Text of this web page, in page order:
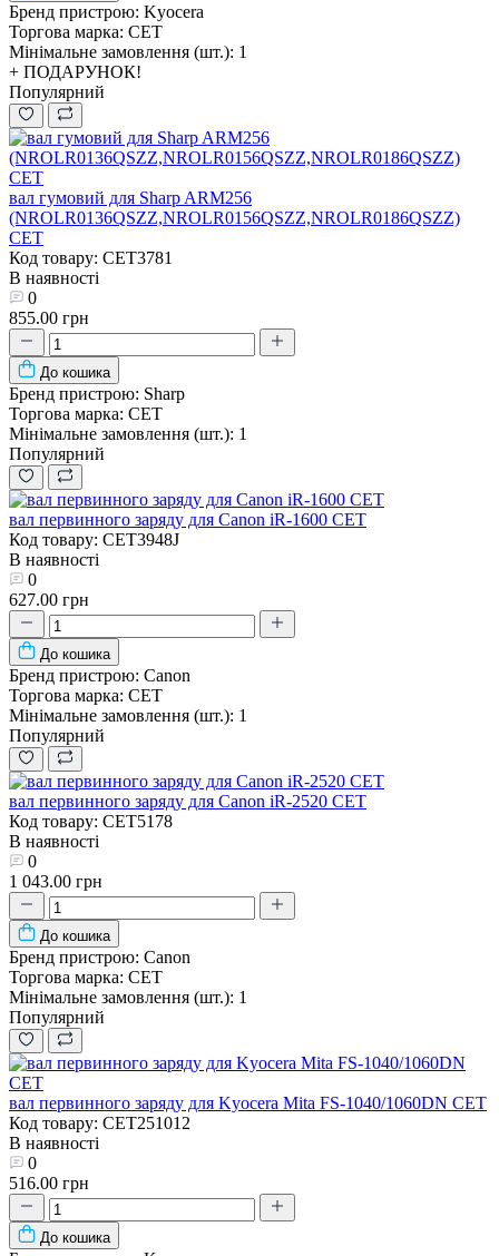
Бренд пристрою: Kyocera
Торгова марка: CET
Мінімальне замовлення (шт.): 1
+ ПОДАРУНОК!
Популярний
вал гумовий для Sharp ARM256
(NROLR0136QSZZ,NROLR0156QSZZ,NROLR0186QSZZ)
CET
Код товару: CET3781
В наявності
0
855.00 грн
До кошика
Бренд пристрою: Sharp
Торгова марка: CET
Мінімальне замовлення (шт.): 1
Популярний
вал первинного заряду для Canon iR-1600 CET
Код товару: CET3948J
В наявності
0
627.00 грн
До кошика
Бренд пристрою: Canon
Торгова марка: CET
Мінімальне замовлення (шт.): 1
Популярний
вал первинного заряду для Canon iR-2520 CET
Код товару: CET5178
В наявності
0
1 043.00 грн
До кошика
Бренд пристрою: Canon
Торгова марка: CET
Мінімальне замовлення (шт.): 1
Популярний
вал первинного заряду для Kyocera Mita FS-1040/1060DN CET
Код товару: CET251012
В наявності
0
516.00 грн
До кошика